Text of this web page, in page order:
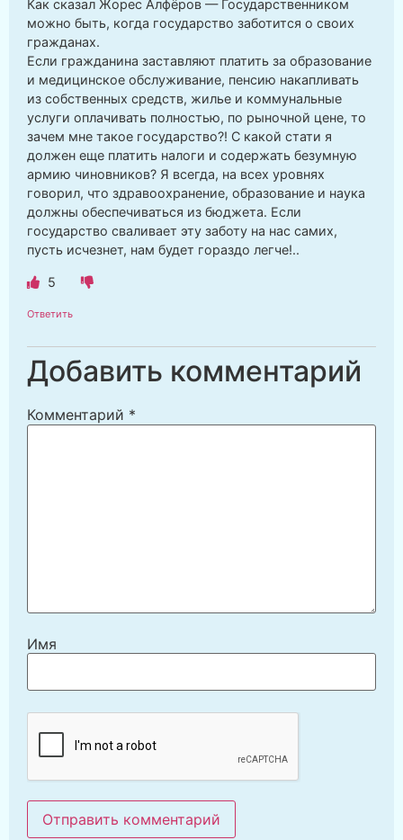
Как сказал Жорес Алфёров — Государственником
можно быть, когда государство заботится о своих
гражданах.
Если гражданина заставляют платить за образование
и медицинское обслуживание, пенсию накапливать
из собственных средств, жилье и коммунальные
услуги оплачивать полностью, по рыночной цене, то
зачем мне такое государство?! С какой стати я
должен еще платить налоги и содержать безумную
армию чиновников? Я всегда, на всех уровнях
говорил, что здравоохранение, образование и наука
должны обеспечиваться из бюджета. Если
государство сваливает эту заботу на нас самих,
пусть исчезнет, нам будет гораздо легче!..
5
Ответить
Добавить комментарий
Комментарий *
Имя